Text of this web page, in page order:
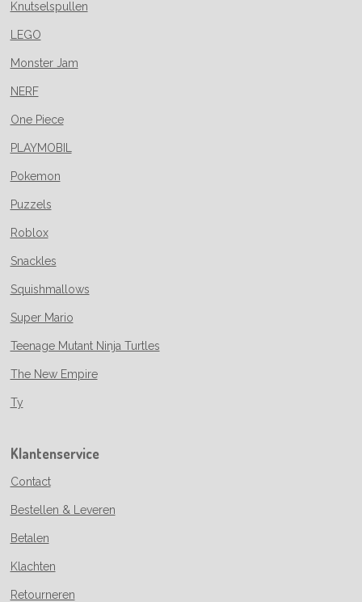
Knutselspullen
LEGO
Monster Jam
NERF
One Piece
PLAYMOBIL
Pokemon
Puzzels
Roblox
Snackles
Squishmallows
Super Mario
Teenage Mutant Ninja Turtles
The New Empire
Ty
Klantenservice
Contact
Bestellen & Leveren
Betalen
Klachten
Retourneren